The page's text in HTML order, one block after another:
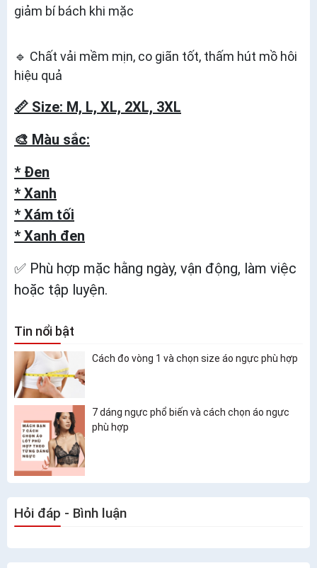
giảm bí bách khi mặc
🔹 Chất vải mềm mịn, co giãn tốt, thấm hút mồ hôi
hiệu quả
📏 Size: M, L, XL, 2XL, 3XL
🎨 Màu sắc:
* Đen
* Xanh
* Xám tối
* Xanh đen
✅ Phù hợp mặc hằng ngày, vận động, làm việc
hoặc tập luyện.
Tin nổi bật
Cách đo vòng 1 và chọn size áo ngực phù hợp
7 dáng ngực phổ biến và cách chọn áo ngực
phù hợp
Hỏi đáp - Bình luận